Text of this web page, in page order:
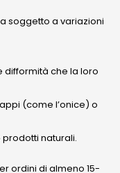
soggetto a variazioni
difformità che la loro
(come l’onice) o
naturali.
ordini di almeno 15-